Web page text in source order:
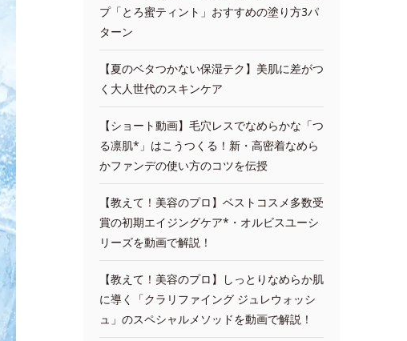
プ「とろ蜜ティント」おすすめの塗り方3パ
ターン
【夏のベタつかない保湿テク】美肌に差がつ
く大人世代のスキンケア
【ショート動画】毛穴レスでなめらかな「つ
る凛肌*」はこうつくる！新・高密着なめら
かファンデの使い方のコツを伝授
【教えて！美容のプロ】ベストコスメ多数受
賞の初期エイジングケア*・オルビスユーシ
リーズを動画で解説！
【教えて！美容のプロ】しっとりなめらか肌
に導く「クラリファイング ジュレウォッシ
ュ」のスペシャルメソッドを動画で解説！